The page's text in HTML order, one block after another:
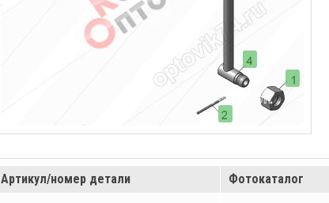
Артикул/номер детали Фотокаталог